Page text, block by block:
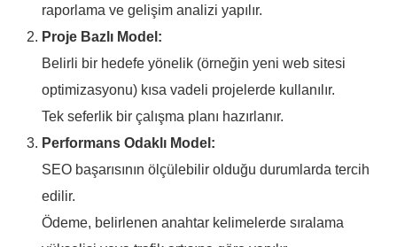
raporlama ve gelişim analizi yapılır.
Proje Bazlı Model:
Belirli bir hedefe yönelik (örneğin yeni web sitesi
optimizasyonu) kısa vadeli projelerde kullanılır.
Tek seferlik bir çalışma planı hazırlanır.
Performans Odaklı Model:
SEO başarısının ölçülebilir olduğu durumlarda tercih
edilir.
Ödeme, belirlenen anahtar kelimelerde sıralama